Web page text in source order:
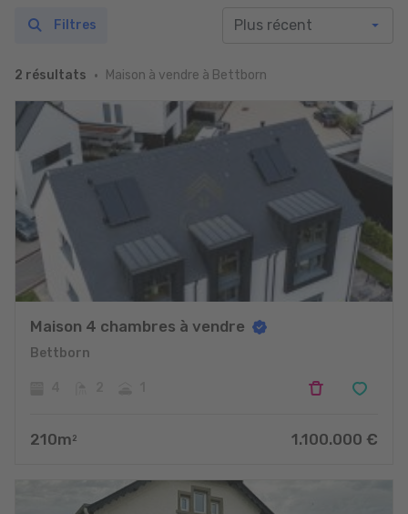
2 résultats Maison à vendre à Bettborn
Filtres
Maison 4 chambres à vendre
Bettborn
210m 2 1.100.000 €